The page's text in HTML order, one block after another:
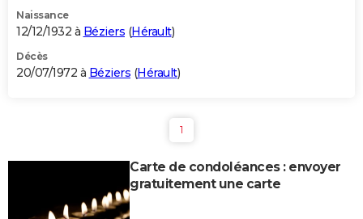
Naissance
12/12/1932 à Béziers (Hérault)
Décès
20/07/1972 à Béziers (Hérault)
1
Carte de condoléances : envoyer
gratuitement une carte